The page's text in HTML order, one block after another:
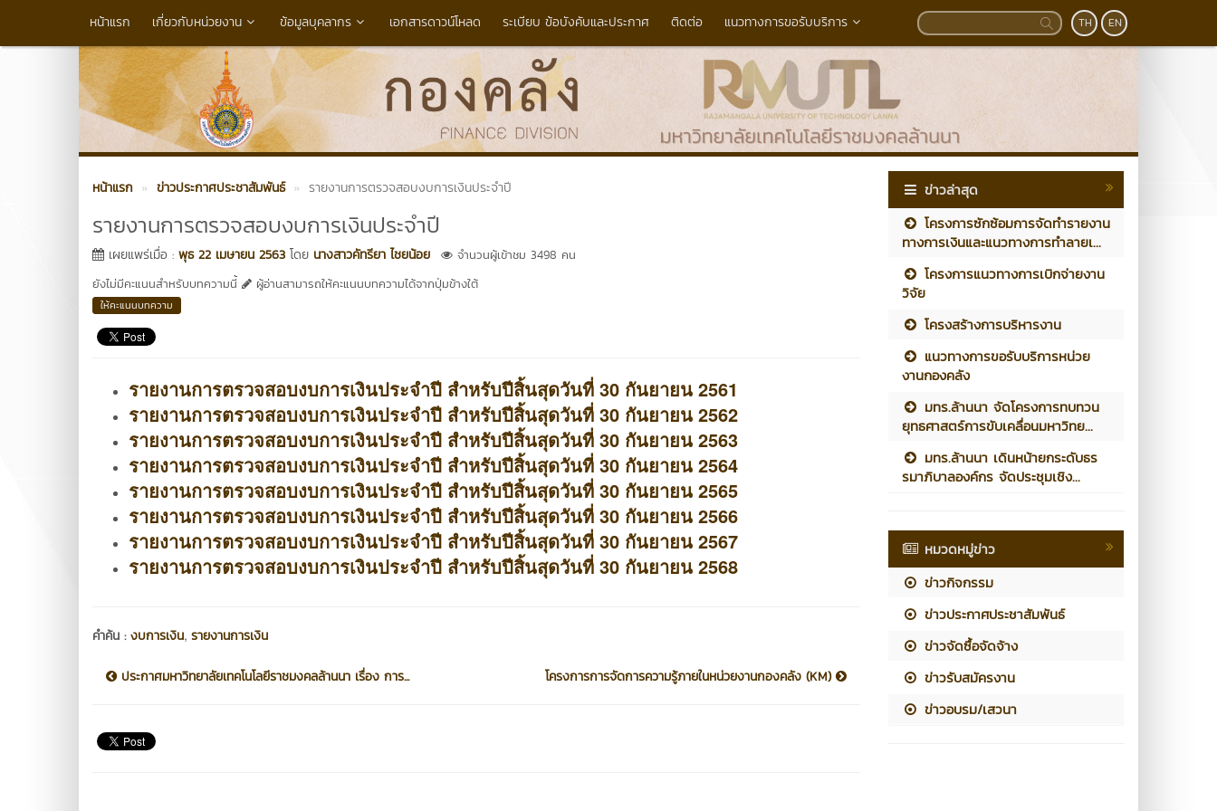
หน้าแรก เกี่ยวกับหน่วยงาน ข้อมูลบุคลากร เอกสารดาวน์โหลด ระเบียบ ข้อบังคับและประกาศ ติดต่อ แนวทางการขอรับบริการ TH EN
หน้าแรก ข่าวประกาศประชาสัมพันธ์ รายงานการตรวจสอบงบการเงินประจำปี
รายงานการตรวจสอบงบการเงินประจำปี
เผยแพร่เมื่อ : พุธ 22 เมษายน 2563 โดย นางสาวคัทรียา ไชยน้อย
จำนวนผู้เข้าชม 3498 คน
ยังไม่มีคะแนนสำหรับบทความนี้
ผู้อ่านสามารถให้คะแนนบทความได้จากปุ่มข้างใต้
ให้คะแนนบทความ
รายงานการตรวจสอบงบการเงินประจำปี สำหรับปีสิ้นสุดวันที่ 30 กันยายน 2561
รายงานการตรวจสอบงบการเงินประจำปี สำหรับปีสิ้นสุดวันที่ 30 กันยายน 2562
รายงานการตรวจสอบงบการเงินประจำปี สำหรับปีสิ้นสุดวันที่ 30 กันยายน 2563
รายงานการตรวจสอบงบการเงินประจำปี สำหรับปีสิ้นสุดวันที่ 30 กันยายน 2564
รายงานการตรวจสอบงบการเงินประจำปี สำหรับปีสิ้นสุดวันที่ 30 กันยายน 2565
รายงานการตรวจสอบงบการเงินประจำปี สำหรับปีสิ้นสุดวันที่ 30 กันยายน 2566
รายงานการตรวจสอบงบการเงินประจำปี สำหรับปีสิ้นสุดวันที่ 30 กันยายน 2567
รายงานการตรวจสอบงบการเงินประจำปี สำหรับปีสิ้นสุดวันที่ 30 กันยายน 2568
คำค้น :งบการเงิน, รายงานการเงิน
ประกาศมหาวิทยาลัยเทคโนโลยีราชมงคลล้านนา เรื่อง การ... โครงการการจัดการความรู้ภายในหน่วยงานกองคลัง (KM)
ข่าวล่าสุด
โครงการซักซ้อมการจัดทำรายงาน
ทางการเงินและแนวทางการทำลายเ...
โครงการแนวทางการเบิกจ่ายงาน
วิจัย
โครงสร้างการบริหารงาน
แนวทางการขอรับบริการหน่วย
งานกองคลัง
มทร.ล้านนา จัดโครงการทบทวน
ยุทธศาสตร์การขับเคลื่อนมหาวิทย...
มทร.ล้านนา เดินหน้ายกระดับธร
รมาภิบาลองค์กร จัดประชุมเชิง...
หมวดหมู่ข่าว
ข่าวกิจกรรม
ข่าวประกาศประชาสัมพันธ์
ข่าวจัดซื้อจัดจ้าง
ข่าวรับสมัครงาน
ข่าวอบรม/เสวนา